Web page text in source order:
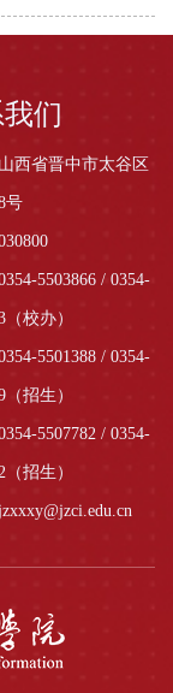
们
西省晋中市太谷区
号
5503866 / 0354-
（校办）
5501388 / 0354-
（招生）
5507782 / 0354-
（招生）